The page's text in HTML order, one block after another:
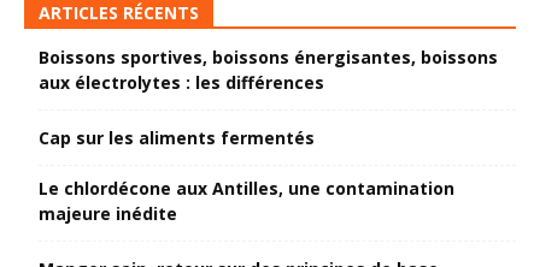
ARTICLES RÉCENTS
Boissons sportives, boissons énergisantes, boissons
aux électrolytes : les différences
Cap sur les aliments fermentés
Le chlordécone aux Antilles, une contamination
majeure inédite